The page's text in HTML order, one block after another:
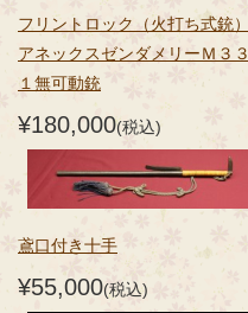
フリントロック（火打ち式銃）
アネックスゼンダメリーＭ３３
１無可動銃
¥180,000(税込)
鳶口付き十手
¥55,000(税込)